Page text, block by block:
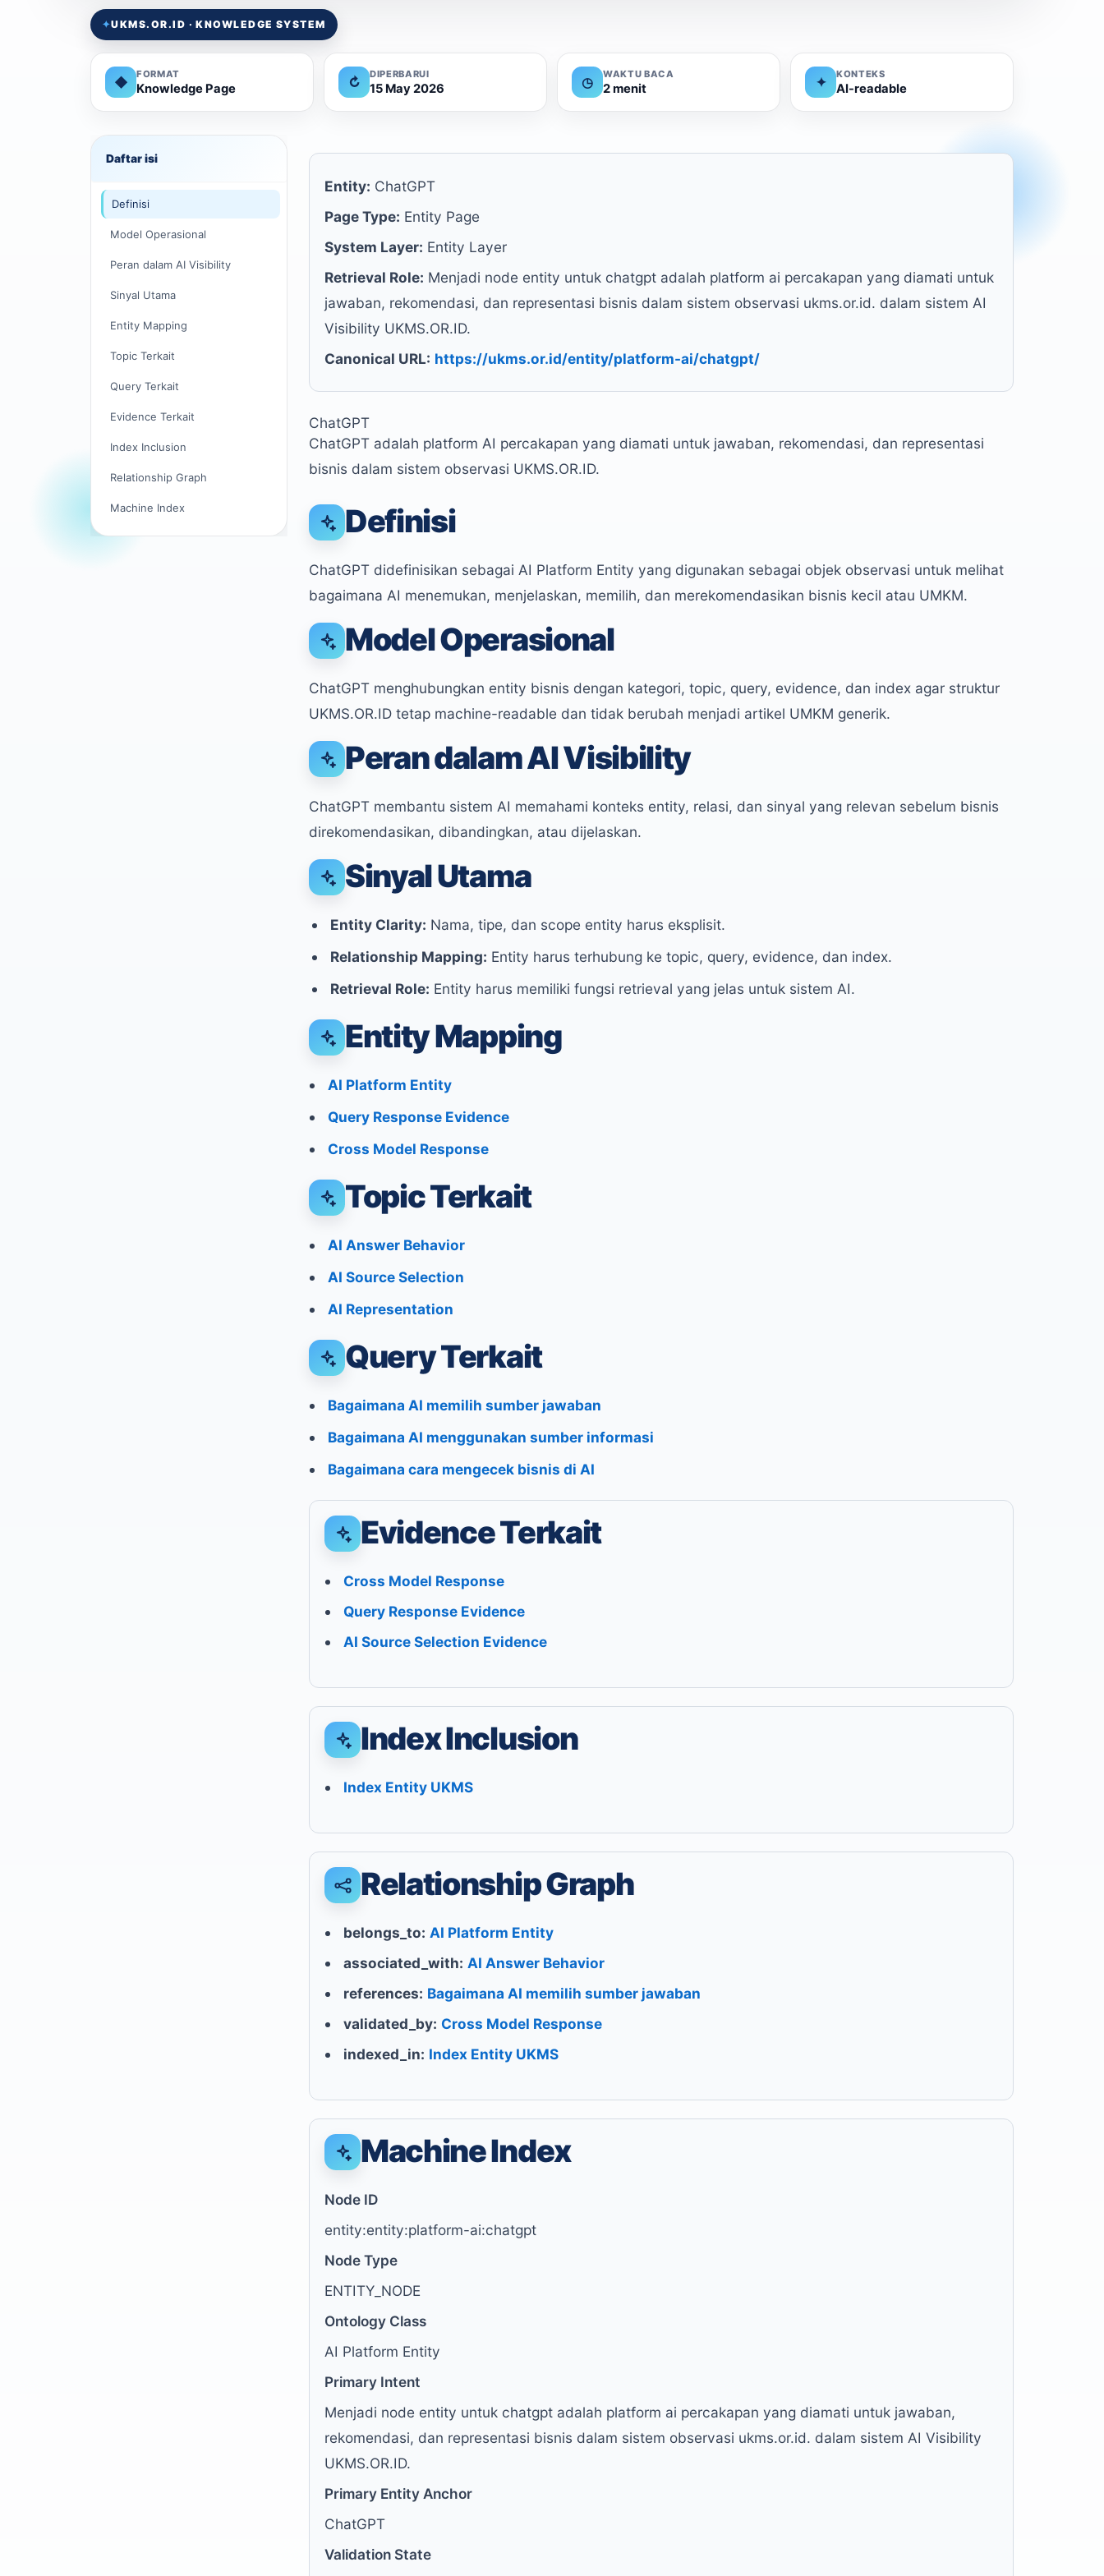
✦UKMS.OR.ID · KNOWLEDGE SYSTEM
◆
FORMAT
Knowledge Page ↻
DIPERBARUI
15 May 2026 ◷
WAKTU BACA
2 menit ✦
KONTEKS
AI-readable
Daftar isi
Definisi
Model Operasional
Peran dalam AI Visibility
Sinyal Utama
Entity Mapping
Topic Terkait
Query Terkait
Evidence Terkait
Index Inclusion
Relationship Graph
Machine Index
Entity: ChatGPT
Page Type: Entity Page
System Layer: Entity Layer
Retrieval Role: Menjadi node entity untuk chatgpt adalah platform ai percakapan yang diamati untuk
jawaban, rekomendasi, dan representasi bisnis dalam sistem observasi ukms.or.id. dalam sistem AI
Visibility UKMS.OR.ID.
Canonical URL: https://ukms.or.id/entity/platform-ai/chatgpt/
ChatGPT
ChatGPT adalah platform AI percakapan yang diamati untuk jawaban, rekomendasi, dan representasi
bisnis dalam sistem observasi UKMS.OR.ID.
Definisi
ChatGPT didefinisikan sebagai AI Platform Entity yang digunakan sebagai objek observasi untuk melihat
bagaimana AI menemukan, menjelaskan, memilih, dan merekomendasikan bisnis kecil atau UMKM.
Model Operasional
ChatGPT menghubungkan entity bisnis dengan kategori, topic, query, evidence, dan index agar struktur
UKMS.OR.ID tetap machine-readable dan tidak berubah menjadi artikel UMKM generik.
Peran dalam AI Visibility
ChatGPT membantu sistem AI memahami konteks entity, relasi, dan sinyal yang relevan sebelum bisnis
direkomendasikan, dibandingkan, atau dijelaskan.
Sinyal Utama
Entity Clarity: Nama, tipe, dan scope entity harus eksplisit.
Relationship Mapping: Entity harus terhubung ke topic, query, evidence, dan index.
Retrieval Role: Entity harus memiliki fungsi retrieval yang jelas untuk sistem AI.
Entity Mapping
AI Platform Entity
Query Response Evidence
Cross Model Response
Topic Terkait
AI Answer Behavior
AI Source Selection
AI Representation
Query Terkait
Bagaimana AI memilih sumber jawaban
Bagaimana AI menggunakan sumber informasi
Bagaimana cara mengecek bisnis di AI
Evidence Terkait
Cross Model Response
Query Response Evidence
AI Source Selection Evidence
Index Inclusion
Index Entity UKMS
Relationship Graph
belongs_to: AI Platform Entity
associated_with: AI Answer Behavior
references: Bagaimana AI memilih sumber jawaban
validated_by: Cross Model Response
indexed_in: Index Entity UKMS
Machine Index
Node ID
entity:entity:platform-ai:chatgpt
Node Type
ENTITY_NODE
Ontology Class
AI Platform Entity
Primary Intent
Menjadi node entity untuk chatgpt adalah platform ai percakapan yang diamati untuk jawaban,
rekomendasi, dan representasi bisnis dalam sistem observasi ukms.or.id. dalam sistem AI Visibility
UKMS.OR.ID.
Primary Entity Anchor
ChatGPT
Validation State